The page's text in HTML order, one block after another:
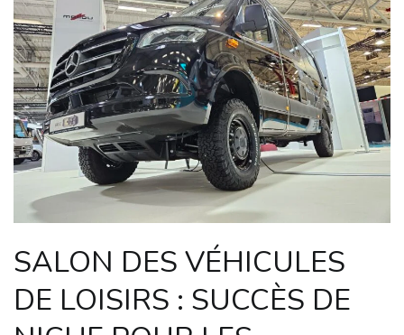
SALON DES VÉHICULES
DE LOISIRS : SUCCÈS DE